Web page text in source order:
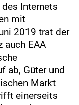
Internets
mit
2019 trat der
auch EAA
ab, Güter und
Markt
einerseits